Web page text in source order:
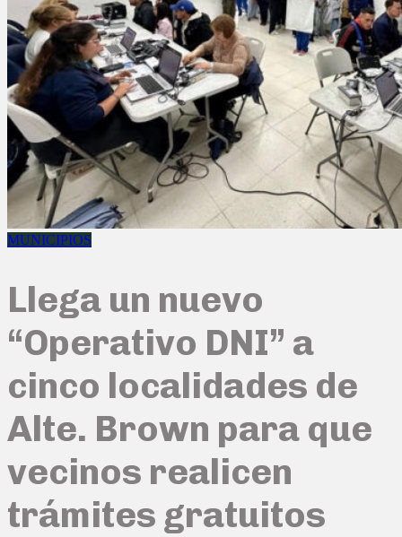
MUNICIPIOS
Llega un nuevo
“Operativo DNI” a
cinco localidades de
Alte. Brown para que
vecinos realicen
trámites gratuitos